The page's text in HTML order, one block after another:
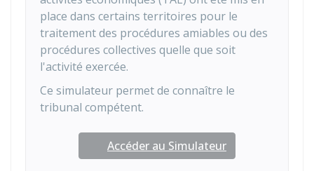
place dans certains territoires pour le
traitement des procédures amiables ou des
procédures collectives quelle que soit
l'activité exercée.
Ce simulateur permet de connaître le
tribunal compétent.
Accéder au Simulateur